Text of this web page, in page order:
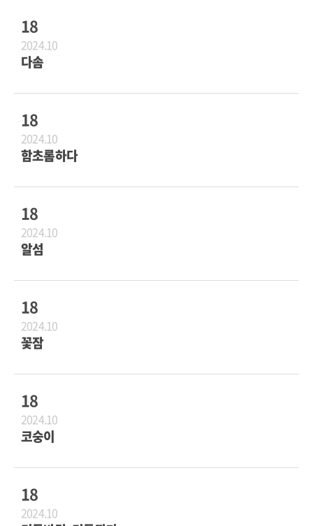
18
2024.10
다솜
18
2024.10
함초롬하다
18
2024.10
알섬
18
2024.10
꽃잠
18
2024.10
코숭이
18
2024.10